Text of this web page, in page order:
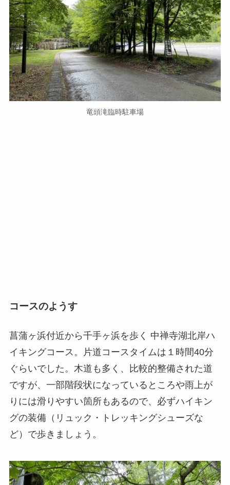
竜頭滝臨時駐車場
コースのようす
菖蒲ヶ浜付近から千手ヶ浜を歩く 中禅寺湖北岸ハ
イキングコース。
片道コースタイムは１時間40分
ぐらいでした。木道も多く、比較的整備された道
ですが、一部階段状になっているところや雨上が
りには滑りやすい箇所もあるので、必ずハイキン
グの装備（リュック・トレッキングシューズな
ど）で歩きましょう。